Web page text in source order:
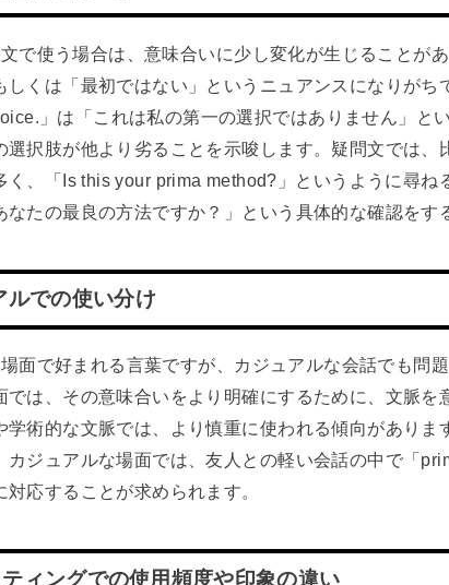
で使う場合は、意味合いに少し変化が生じることが
くは「最初ではない」というニュアンスになりがち
」は「これは私の第一の選択ではありません」と
選択肢が他より劣ることを示唆します。疑問文では、
く、「Is this your prima method?」というように尋ね
たの最良の方法ですか？」という具体的な確認をす
ルでの使い分け
面で好まれる言葉ですが、カジュアルな会話でも問題
では、その意味合いをより明確にするために、文脈を
学術的な文脈では、より慎重に使われる傾向がありま
ジュアルな場面では、友人との軽い会話の中で「
応することが求められます。
ィングでの使用頻度や印象の違い